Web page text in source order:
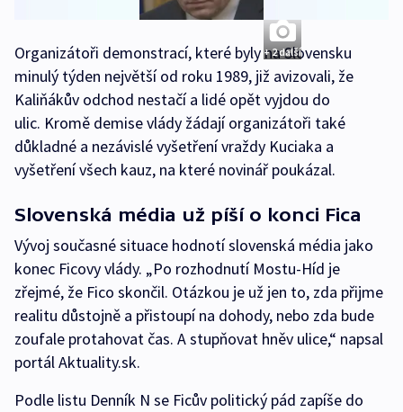
+ 2 další
Organizátoři demonstrací, které byly na Slovensku
minulý týden největší od roku 1989, již avizovali, že
Kaliňákův odchod nestačí a lidé opět vyjdou do
ulic. Kromě demise vlády žádají organizátoři také
důkladné a nezávislé vyšetření vraždy Kuciaka a
vyšetření všech kauz, na které novinář poukázal.
Slovenská média už píší o konci Fica
Vývoj současné situace hodnotí slovenská média jako
konec Ficovy vlády. „Po rozhodnutí Mostu-Híd je
zřejmé, že Fico skončil. Otázkou je už jen to, zda přijme
realitu důstojně a přistoupí na dohody, nebo zda bude
zoufale protahovat čas. A stupňovat hněv ulice,“ napsal
portál Aktuality.sk.
Podle listu Denník N se Ficův politický pád zapíše do